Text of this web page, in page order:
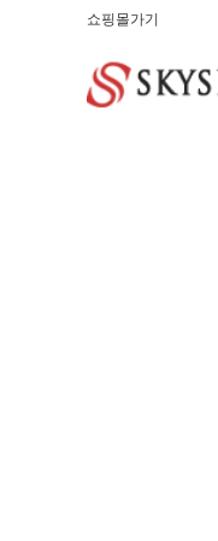
쇼핑몰가기